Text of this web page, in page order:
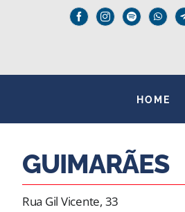
HOME
GUIMARÃES
Rua Gil Vicente, 33